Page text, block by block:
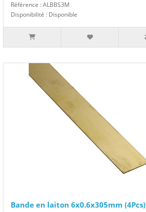
Référence : ALBBS3M
Disponibilité : Disponible
Bande en laiton 6x0.6x305mm (4Pcs)